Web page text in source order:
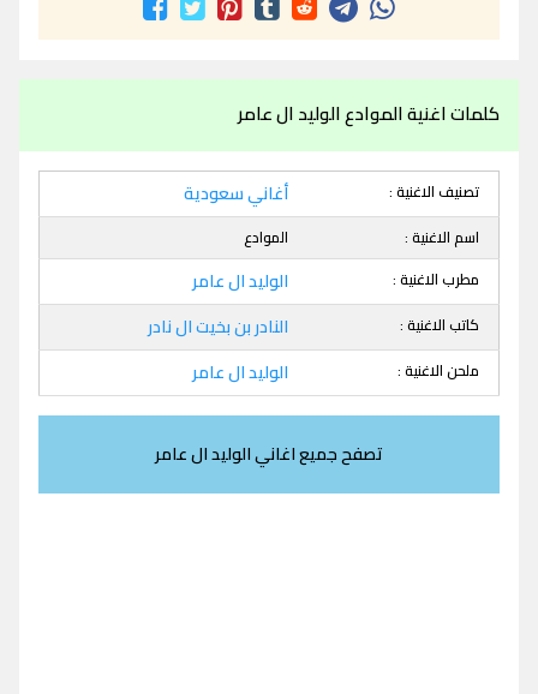
كلمات اغنية الموادع الوليد ال عامر
تصنيف الاغنية : أغاني سعودية
اسم الاغنية :
الموادع
مطرب الاغنية :
الوليد ال عامر
كاتب الاغنية : النادر بن بخيت ال نادر
ملحن الاغنية : الوليد ال عامر
تصفح جميع اغاني الوليد ال عامر